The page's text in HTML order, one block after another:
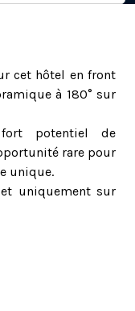
cet hôtel en front
à 180° sur
potentiel de
rare pour
unique.
uniquement sur